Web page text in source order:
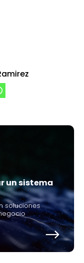
un sistema
soluciones